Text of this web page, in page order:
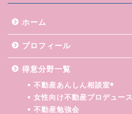
ホーム
プロフィール
得意分野一覧
不動産あんしん相談室®
女性向け不動産プロデュース
不動産勉強会